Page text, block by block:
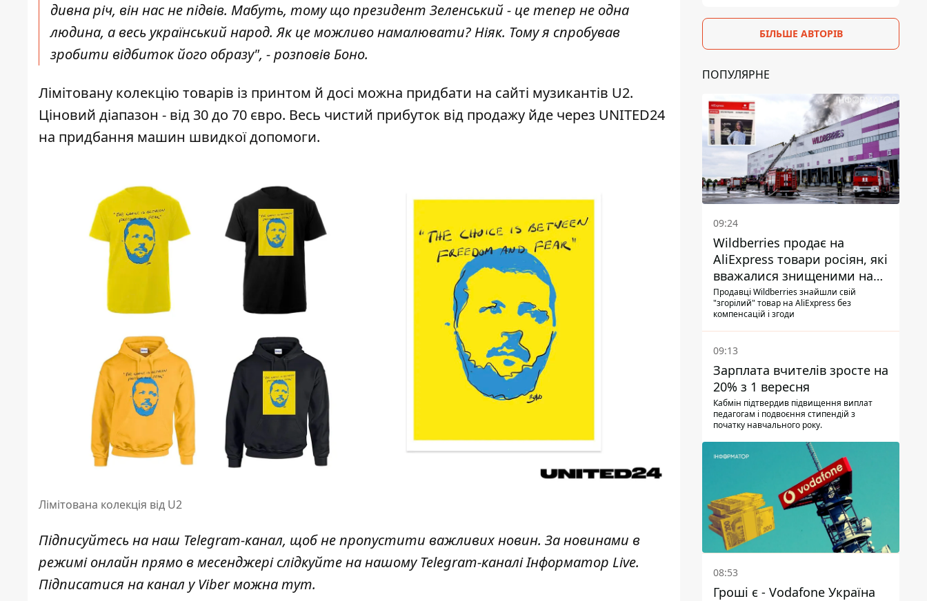
дивна річ, він нас не підвів. Мабуть, тому що президент Зеленський - це тепер не одна
людина, а весь український народ. Як це можливо намалювати? Ніяк. Тому я спробував
зробити відбиток його образу", - розповів Боно.
Лімітовану колекцію товарів із принтом й досі можна придбати на сайті музикантів U2.
Ціновий діапазон - від 30 до 70 євро. Весь чистий прибуток від продажу йде через UNITED24
на придбання машин швидкої допомоги.
Лімітована колекція від U2
Підписуйтесь на наш Telegram-канал, щоб не пропустити важливих новин. За новинами в
режимі онлайн прямо в месенджері слідкуйте на нашому Telegram-каналіІнформатор Live.
Підписатися на канал у Viber можнатут.
БІЛЬШЕ АВТОРІВ
ПОПУЛЯРНЕ
09:24
Wildberries продає на
AliExpress товари росіян, які
вважалися знищеними на
складах
Продавці Wildberries знайшли свій
"згорілий" товар на AliExpress без
компенсацій і згоди
09:13
Зарплата вчителів зросте на
20% з 1 вересня
Кабмін підтвердив підвищення виплат
педагогам і подвоєння стипендій з
початку навчального року.
08:53
Гроші є - Vodafone Україна